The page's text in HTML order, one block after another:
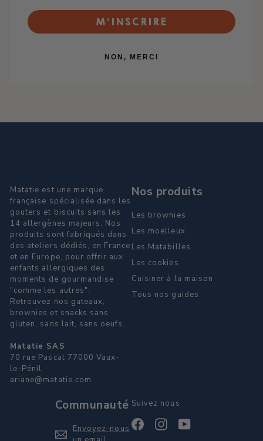
M’INSCRIRE
NON, MERCI
Matatie est une marque
française spécialisée dans les
gouters et biscuits sans les
14 allergènes majeurs. Nos
produits sont fabriqués dans
des ateliers dédiés, en France
et en Europe, pour offrir aux
enfants allergiques des
moments de gourmandise
"comme les autres".
Retrouvez nos gateaux,
brownies et snacks sans
gluten, sans lait, sans oeufs.
Matatie SAS
70 rue Pascal 77000 Vaux-
le-Pénil
ariane@matatie.com
Nos produits
Les brownies
Les moelleux
Les Matabilles
Les cookies
Cuisiner à la maison
Tous nos guides
Communauté
Envoyez-nous
Suivez nous
FacebookInstagram